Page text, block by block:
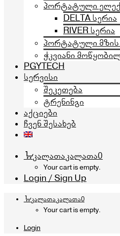
პორტატული
DELTA სერია
RIVER სერია
პორტატული მზის
ჭკვიანი
PGYTECH
სერვისი
შეკეთება
ტრენინგი
აქციები
ჩვენ შესახებ
კალათაკალათა0
Your cart is empty.
Login / Sign Up
კალათაკალათა0
Your cart is empty.
Login